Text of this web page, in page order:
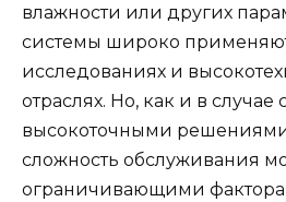
влажности или других
системы широко
исследованиях и
отраслях. Но, как и в случае
высокоточными
сложность обслуживания
ограничивающими